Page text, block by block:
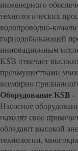
инженерного
технологических
водопроводно-
горнодобывающей
инновационным
KSB отвечает
преимуществами
всемирно
Оборудование KSB
Насосное
находят свое
обладают высокой
технологии,